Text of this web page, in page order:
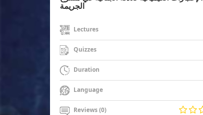
الجريمة
Lectures
Quizzes
Duration
Language
Reviews (0)